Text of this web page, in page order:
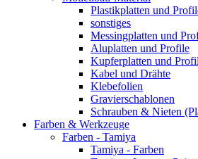
Plastikplatten und
sonstiges
Messingplatten und
Aluplatten und Profile
Kupferplatten und
Kabel und Drähte
Klebefolien
Gravierschablonen
Schrauben & Nieten
Farben & Werkzeuge
Farben - Tamiya
Tamiya - Farben